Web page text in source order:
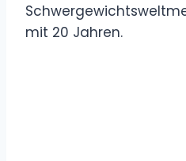
mit 20 Jahren.